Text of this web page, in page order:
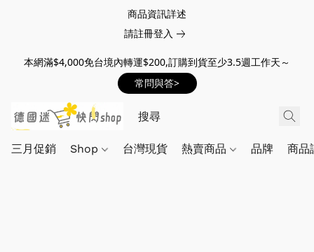
商品資訊詳述
請註冊登入
本網滿$4,000免台境內轉運$200,訂購到貨至少3.5週工作天～
常問與答>
三月促銷 Shop 台灣現貨 熱賣商品 品牌 商品